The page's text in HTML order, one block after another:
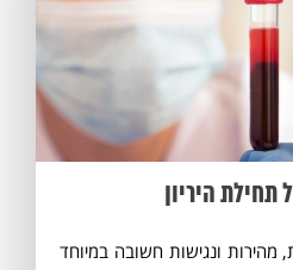
תחילת היריון
מהירות ונגישות חשובה במיוחד